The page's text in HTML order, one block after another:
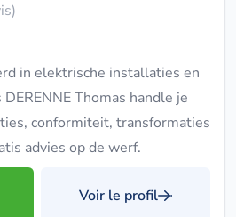
in elektrische installaties en
Thomas handle je
conformiteit, transformaties
advies op de werf.
Voir le profil